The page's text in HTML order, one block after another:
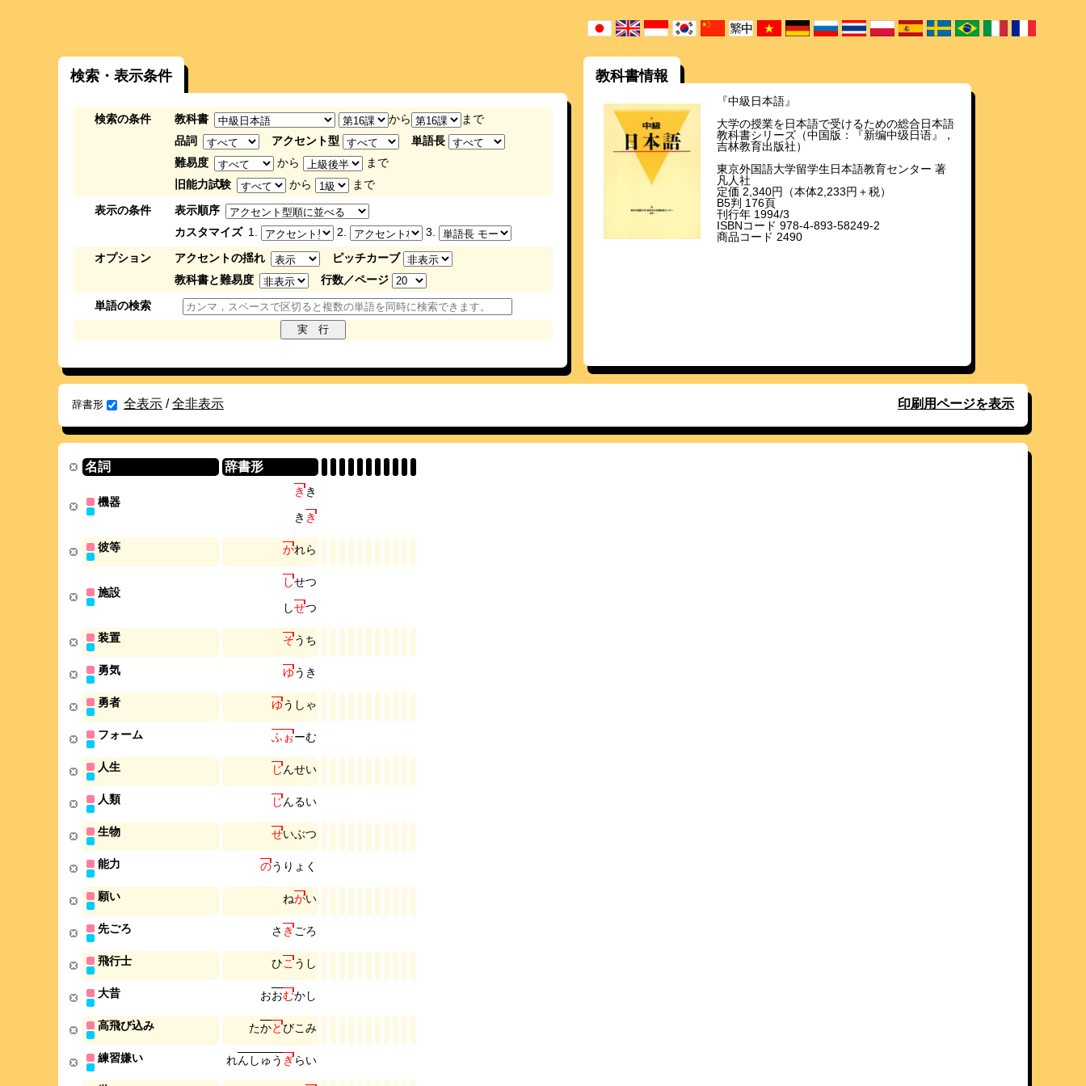
検索・表示条件
検索の条件 教科書 から
まで
品詞
アクセント型
単語長
難易度
から
まで
旧能力試験
から
まで
表示の条件
表示順序
カスタマイズ 1. 2.
3.
オプション
アクセントの揺れ
ピッチカーブ
教科書と難易度
行数／ページ
単語の検索
教科書情報
『中級日本語』
大学の授業を日本語で受けるための総合日本語
教科書シリーズ（中国版：『新编中级日语』，
吉林教育出版社）
東京外国語大学留学生日本語教育センター 著
凡人社
定価 2,340円（本体2,233円＋税）
B5判 176頁
刊行年 1994/3
ISBNコード 978-4-893-58249-2
商品コード 2490
辞書形 全表示 /全非表示 印刷用ページを表示
名詞 辞書形
機器
きき
き き
彼等 かれら
施設
しせつ
しせつ
装置 そう ち
勇気 ゆう き
勇者 ゆう し ゃ
フォーム ふ ぉーむ
人生 じんせい
人類 じんるい
生物 せいぶつ
能力 のう り ょ く
願い ねがい
先ごろ さ きごろ
飛行士 ひこう し
大昔 おおむかし
高飛び込み たかとびこ み
練習嫌い れん し ゅ う ぎらい